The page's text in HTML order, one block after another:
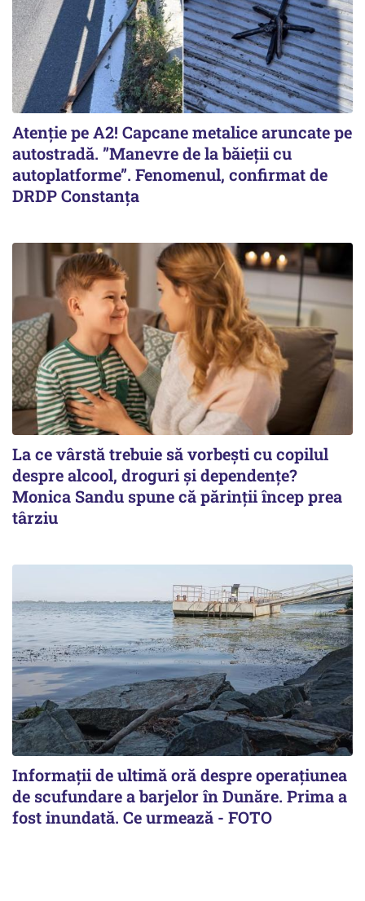
Atenție pe A2! Capcane metalice aruncate pe
autostradă. ”Manevre de la băieții cu
autoplatforme”. Fenomenul, confirmat de
DRDP Constanța
La ce vârstă trebuie să vorbești cu copilul
despre alcool, droguri și dependențe?
Monica Sandu spune că părinții încep prea
târziu
Informații de ultimă oră despre operațiunea
de scufundare a barjelor în Dunăre. Prima a
fost inundată. Ce urmează - FOTO